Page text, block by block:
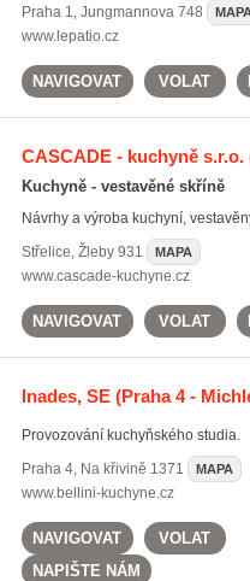
Praha 1, Jungmannova 748
www.lepatio.cz
NAVIGOVAT VOLAT
CASCADE - kuchyně s.r.o.
Kuchyně - vestavěné skříně
Návrhy a výroba kuchyní,
Střelice, Žleby 931 MAPA
www.cascade-kuchyne.cz
NAVIGOVAT VOLAT
Inades, SE(Praha 4 -
Provozování kuchyňského studia.
Praha 4, Na křivině 1371 MAPA
www.bellini-kuchyne.cz
NAVIGOVAT
VOLAT
NAPIŠTE NÁM